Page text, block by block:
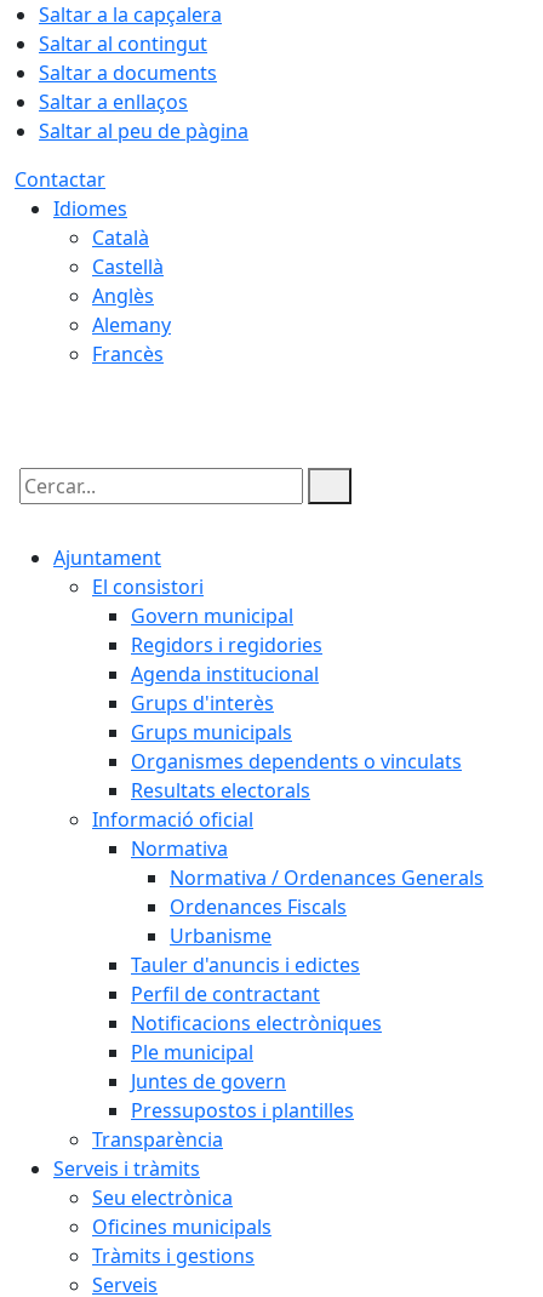
Saltar a la capçalera
Saltar al contingut
Saltar a documents
Saltar a enllaços
Saltar al peu de pàgina
Contactar
Idiomes
Català
Castellà
Anglès
Alemany
Francès
Cercar:
Ajuntament
El consistori
Govern municipal
Regidors i regidories
Agenda institucional
Grups d'interès
Grups municipals
Organismes dependents o vinculats
Resultats electorals
Informació oficial
Normativa
Normativa / Ordenances Generals
Ordenances Fiscals
Urbanisme
Tauler d'anuncis i edictes
Perfil de contractant
Notificacions electròniques
Ple municipal
Juntes de govern
Pressupostos i plantilles
Transparència
Serveis i tràmits
Seu electrònica
Oficines municipals
Tràmits i gestions
Serveis